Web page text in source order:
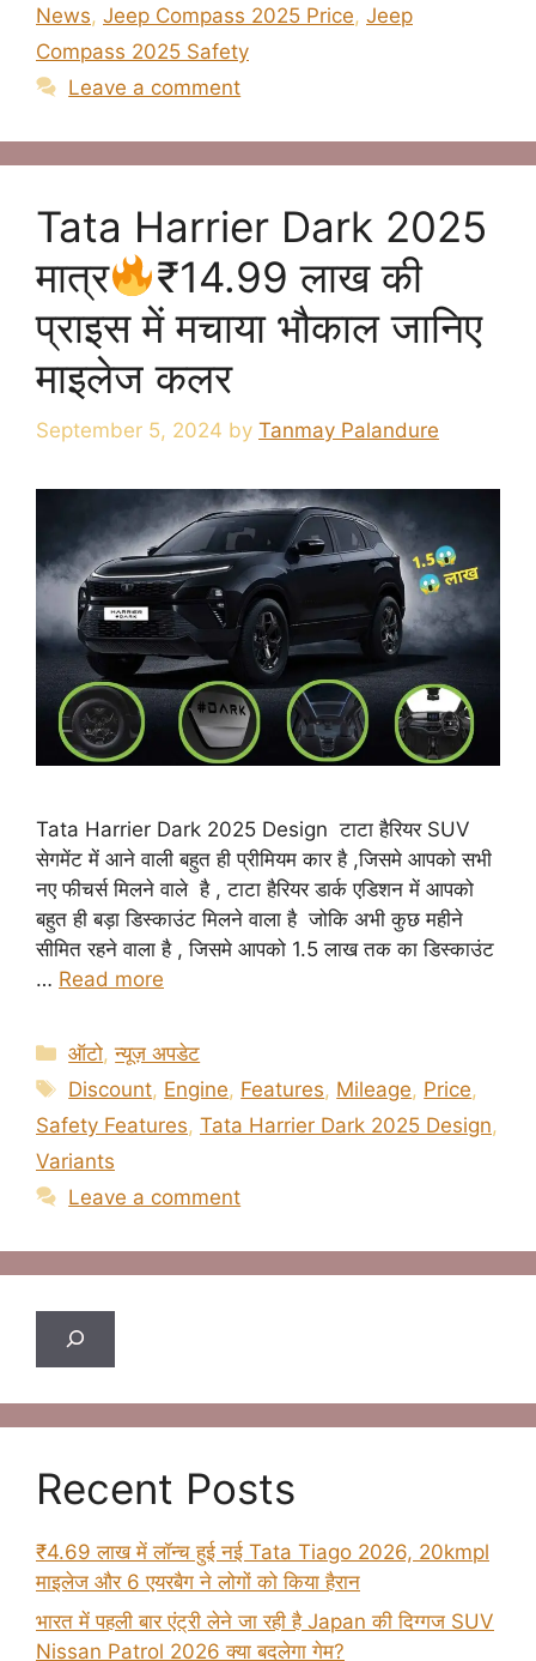
News, Jeep Compass 2025 Price, Jeep
Compass 2025 Safety
Leave a comment
Tata Harrier Dark 2025
मात्र
₹14.99 लाख की
प्राइस में मचाया भौकाल जानिए
माइलेज कलर
September 5, 2024 by Tanmay Palandure
Tata Harrier Dark 2025 Design टाटा हैरियर SUV
सेगमेंट में आने वाली बहुत ही प्रीमियम कार है ,जिसमे आपको सभी
नए फीचर्स मिलने वाले है , टाटा हैरियर डार्क एडिशन में आपको
बहुत ही बड़ा डिस्काउंट मिलने वाला है जोकि अभी कुछ महीने
सीमित रहने वाला है , जिसमे आपको 1.5 लाख तक का डिस्काउंट
… Read more
Categories
ऑटो,न्यूज़ अपडेट
Tags
Discount, Engine, Features, Mileage, Price,
Safety Features, Tata Harrier Dark 2025 Design,
Variants
Leave a comment
Recent Posts
₹4.69 लाख में लॉन्च हुई नई Tata Tiago 2026, 20kmpl
माइलेज और 6 एयरबैग ने लोगों को किया हैरान
भारत में पहली बार एंट्री लेने जा रही है Japan की दिग्गज SUV
Nissan Patrol 2026 क्या बदलेगा गेम?